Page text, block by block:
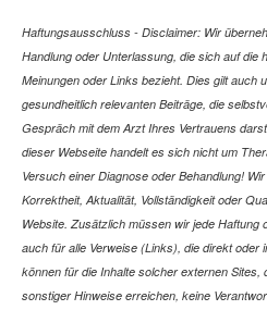
Haftungsausschluss - Disclaimer: Wir
Handlung oder Unterlassung, die sich auf die
Meinungen oder Links bezieht. Dies gilt auch
gesundheitlich relevanten Beiträge, die
Gespräch mit dem Arzt Ihres Vertrauens
dieser Webseite handelt es sich nicht um
Versuch einer Diagnose oder Behandlung!
Korrektheit, Aktualität, Vollständigkeit oder
Website. Zusätzlich müssen wir jede
auch für alle Verweise (Links), die direkt oder
können für die Inhalte solcher externen Sites,
sonstiger Hinweise erreichen, keine